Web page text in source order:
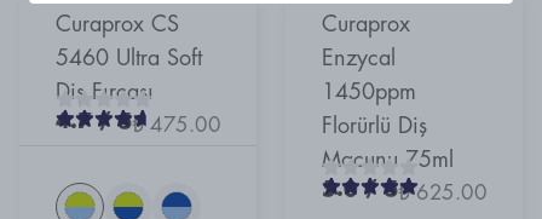
Curaprox CS
5460 Ultra Soft
Diş Fırçası
4.7/ 5₺ 475.00
Curaprox
Enzycal
1450ppm
Florürlü Diş
Macunu 75ml
5.0/ 5₺ 625.00